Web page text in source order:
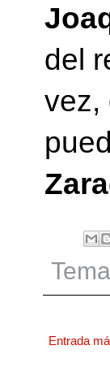
del
vez,
Entrada